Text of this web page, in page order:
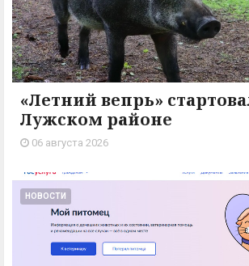
«Летний вепрь»
Лужском районе
06 августа 2026
НОВОСТИ